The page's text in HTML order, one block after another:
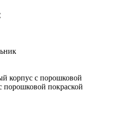
корпус с порошковой
порошковой покраской